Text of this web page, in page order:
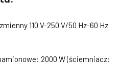
110 V-250 V/50 Hz-60 Hz
2000 W (ściemniacz: